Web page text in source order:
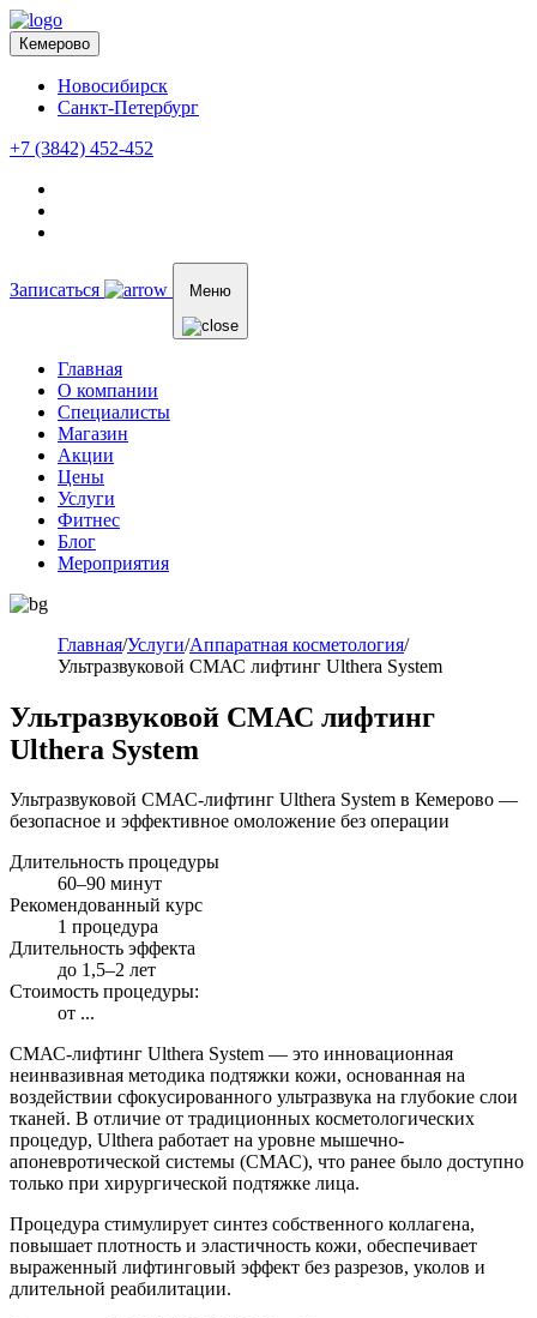
Кемерово
Новосибирск
Санкт-Петербург
+7 (3842) 452-452
Записаться Меню
Главная
О компании
Специалисты
Магазин
Акции
Цены
Услуги
Фитнес
Блог
Мероприятия
Главная/Услуги/Аппаратная косметология/
Ультразвуковой СМАС лифтинг Ulthera System
Ультразвуковой СМАС лифтинг
Ulthera System
Ультразвуковой СМАС-лифтинг Ulthera System в Кемерово —
безопасное и эффективное омоложение без операции
Длительность процедуры
60–90 минут
Рекомендованный курс
1 процедура
Длительность эффекта
до 1,5–2 лет
Стоимость процедуры:
от ...
СМАС-лифтинг Ulthera System — это инновационная
неинвазивная методика подтяжки кожи, основанная на
воздействии сфокусированного ультразвука на глубокие слои
тканей. В отличие от традиционных косметологических
процедур, Ulthera работает на уровне мышечно-
апоневротической системы (СМАС), что ранее было доступно
только при хирургической подтяжке лица.
Процедура стимулирует синтез собственного коллагена,
повышает плотность и эластичность кожи, обеспечивает
выраженный лифтинговый эффект без разрезов, уколов и
длительной реабилитации.